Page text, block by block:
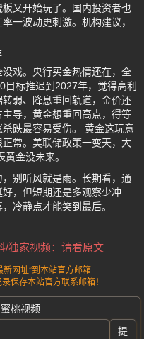
又开始玩了。国内投资者也
一波动更刺激。机构建议，
戏。央行买金热情还在，全
标推迟到2027年，觉得高利
弱、降息重回轨道，金价还
导，黄金想重回高点，得等
跌最容易受伤。 黄金这玩意
常。美联储政策一变天，大
金没未来。
别听风就是雨。长期看，通
，但短期还是多观察少冲
冷静点才能笑到最后。
/独家视频：请看原文
网址”到本站官方邮箱
保存本站官方联系邮箱！
桃视频
提